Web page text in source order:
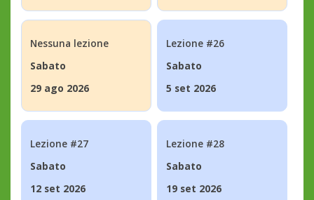
Nessuna lezione
Sabato
29 ago 2026
Lezione #26
Sabato
5 set 2026
Lezione #27
Sabato
12 set 2026
Lezione #28
Sabato
19 set 2026